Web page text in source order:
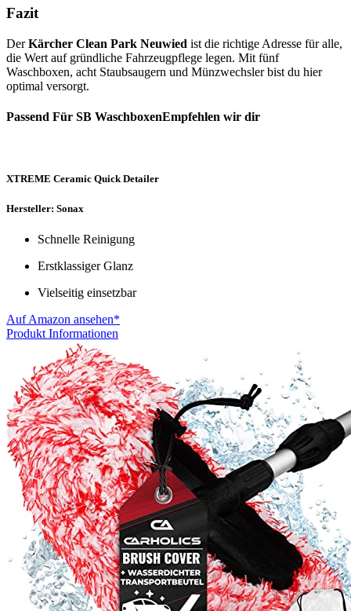
Fazit
DerKärcher Clean Park Neuwied ist die richtige Adresse für alle,
die Wert auf gründliche Fahrzeugpflege legen. Mit fünf
Waschboxen, acht Staubsaugern und Münzwechsler bist du hier
optimal versorgt.
Passend Für SB WaschboxenEmpfehlen wir dir
XTREME Ceramic Quick Detailer
Hersteller: Sonax
Schnelle Reinigung
Erstklassiger Glanz
Vielseitig einsetzbar
Auf Amazon ansehen*
Produkt Informationen